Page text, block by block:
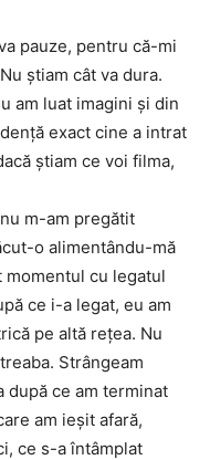
pauze, pentru că-mi
ştiam cât va dura.
am luat imagini şi din
exact cine a intrat
ştiam ce voi filma,
m-am pregătit
o alimentându-mă
momentul cu legatul
ce i-a legat, eu am
pe altă reţea. Nu
Strângeam
după ce am terminat
am ieşit afară,
ce s-a întâmplat